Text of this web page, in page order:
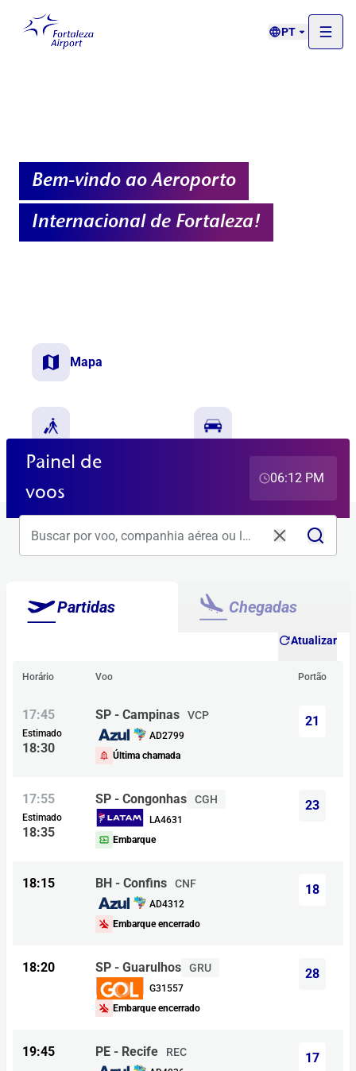
PT
Bem-vindo ao Aeroporto
Internacional de Fortaleza!
Mapa
Guia do passageiro
Painel de
voos
06:12 PM
Partidas Chegadas
Atualizar
Horário Voo Portão
17:45
Estimado
18:30
SP - Campinas VCP
AD2799
Última chamada
21
17:55
Estimado
18:35
SP - Congonhas CGH
LA4631
Embarque
23
18:15 BH - Confins CNF
AD4312
Embarque encerrado
18
18:20 SP - Guarulhos GRU
G31557
Embarque encerrado
28
19:45 PE - Recife REC 17